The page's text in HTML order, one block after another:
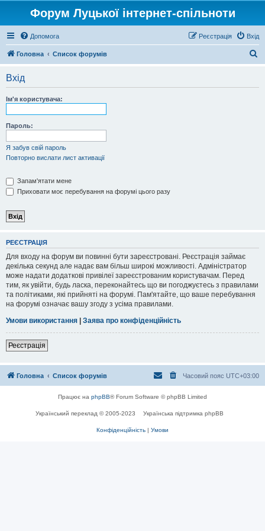
Форум Луцької інтернет-спільноти
Допомога Вхід
Реєстрація
Головна Список форумів
Вхід
Ім'я користувача:
Пароль:
Я забув свій пароль
Повторно вислати лист активації
Запам'ятати мене
Приховати моє перебування на форумі цього разу
РЕЄСТРАЦІЯ
Для входу на форум ви повинні бути зареєстровані. Реєстрація займає
декілька секунд але надає вам більш широкі можливості. Адміністратор
може надати додаткові привілеї зареєстрованим користувачам. Перед
тим, як увійти, будь ласка, переконайтесь що ви погоджуєтесь з правилами
та політиками, які прийняті на форумі. Пам'ятайте, що ваше перебування
на форумі означає вашу згоду з усіма правилами.
Умови використання | Заява про конфіденційність
Реєстрація
Головна Список форумів Часовий пояс UTC+03:00
Працює на phpBB® Forum Software © phpBB Limited
Український переклад © 2005-2023 Українська підтримка phpBB
Конфіденційність | Умови